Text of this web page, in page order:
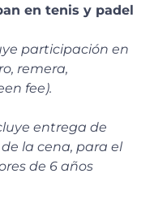
en tenis y padel
participación en
remera,
fee).
entrega de
la cena, para el
de 6 años